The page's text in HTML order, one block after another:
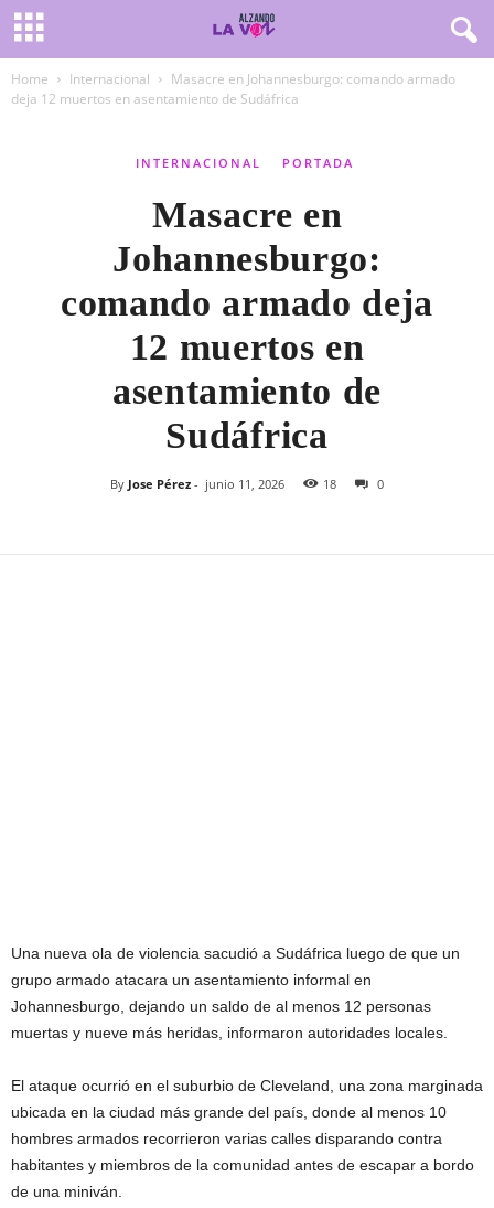
Home Internacional
Masacre en Johannesburgo: comando armado
deja 12 muertos en asentamiento de Sudáfrica
INTERNACIONAL PORTADA
Masacre en
Johannesburgo:
comando armado deja
12 muertos en
asentamiento de
Sudáfrica
By Jose Pérez - junio 11, 2026 18 0
Una nueva ola de violencia sacudió a Sudáfrica luego de que un
grupo armado atacara un asentamiento informal en
Johannesburgo, dejando un saldo de al menos 12 personas
muertas y nueve más heridas, informaron autoridades locales.
El ataque ocurrió en el suburbio de Cleveland, una zona marginada
ubicada en la ciudad más grande del país, donde al menos 10
hombres armados recorrieron varias calles disparando contra
habitantes y miembros de la comunidad antes de escapar a bordo
de una miniván.